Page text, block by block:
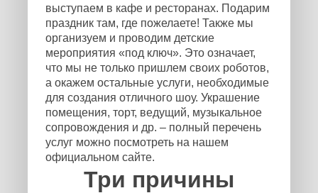
выступаем в кафе и ресторанах. Подарим
праздник там, где пожелаете! Также мы
организуем и проводим детские
мероприятия «под ключ». Это означает,
что мы не только пришлем своих роботов,
а окажем остальные услуги, необходимые
для создания отличного шоу. Украшение
помещения, торт, ведущий, музыкальное
сопровождения и др. – полный перечень
услуг можно посмотреть на нашем
официальном сайте.
Три причины